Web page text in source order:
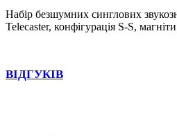
Набір безшумних синглових
Telecaster, конфігурація S-S,
ВІДГУКІВ